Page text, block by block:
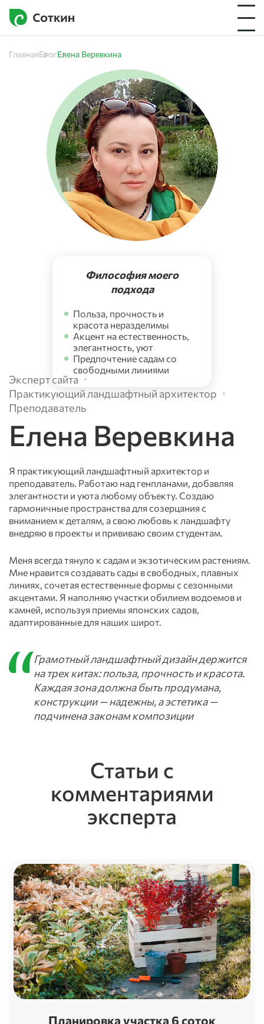
ГлавнаяБлогЕлена Веревкина
Философия моего
подхода
Польза, прочность и
красота неразделимы
Акцент на естественность,
элегантность, уют
Предпочтение садам со
свободными линиями
Эксперт сайта
Практикующий ландшафтный архитектор
Преподаватель
Елена Веревкина
Я практикующий ландшафтный архитектор и
преподаватель. Работаю над генпланами, добавляя
элегантности и уюта любому объекту. Создаю
гармоничные пространства для созерцания с
вниманием к деталям, а свою любовь к ландшафту
внедряю в проекты и прививаю своим студентам.
Меня всегда тянуло к садам и экзотическим растениям.
Мне нравится создавать сады в свободных, плавных
линиях, сочетая естественные формы с сезонными
акцентами. Я наполняю участки обилием водоемов и
камней, используя приемы японских садов,
адаптированные для наших широт.
Грамотный ландшафтный дизайн держится
на трех китах: польза, прочность и красота.
Каждая зона должна быть продумана,
конструкции — надежны, а эстетика —
подчинена законам композиции
Статьи с
комментариями
эксперта
Планировка участка 6 соток